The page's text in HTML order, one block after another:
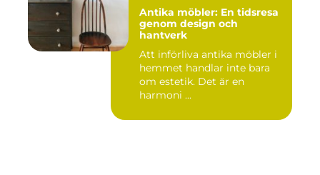
Antika möbler: En tidsresa
genom design och
hantverk
Att införliva antika möbler i
hemmet handlar inte bara
om estetik. Det är en
harmoni ...